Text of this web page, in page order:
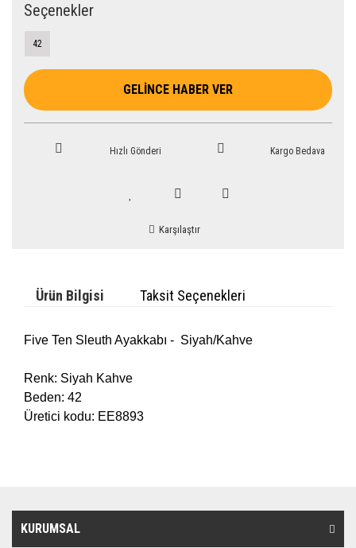
Seçenekler
42
GELİNCE HABER VER
Hızlı Gönderi Kargo Bedava
Karşılaştır
Ürün Bilgisi Taksit Seçenekleri
Five Ten Sleuth Ayakkabı - Siyah/Kahve
Renk: Siyah Kahve
Beden: 42
Üretici kodu: EE8893
KURUMSAL